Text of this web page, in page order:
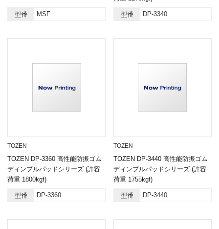
型番 MSF 型番 DP-3340
TOZEN
TOZEN DP-3360 高性能防振ゴム
ディンプルパッドシリーズ (許容
荷重 1800kgf)
型番 DP-3360
TOZEN
TOZEN DP-3440 高性能防振ゴム
ディンプルパッドシリーズ (許容
荷重 1755kgf)
型番 DP-3440